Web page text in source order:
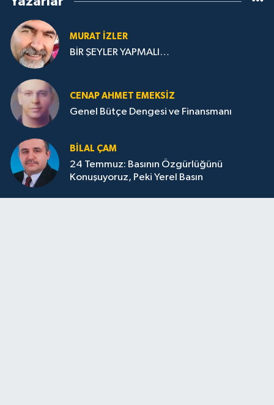
MURAT İZLER
BİR ŞEYLER YAPMALI…
CENAP AHMET EMEKSİZ
Genel Bütçe Dengesi ve Finansmanı
BILAL ÇAM
24 Temmuz: Basının Özgürlüğünü
Konuşuyoruz, Peki Yerel Basın